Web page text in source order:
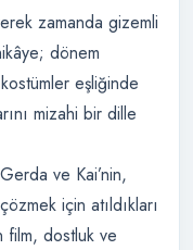
zamanda gizemli
dönem
eşliğinde
mizahi bir dille
ve Kai’nin,
için atıldıkları
film, dostluk ve